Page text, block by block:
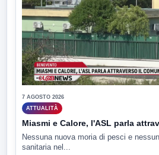
7 AGOSTO 2026
ATTUALITÀ
Miasmi e Calore, l'ASL parla
Nessuna nuova moria di pesci e
sanitaria nel...